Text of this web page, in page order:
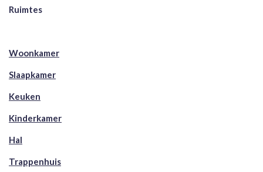
Ruimtes
Woonkamer
Slaapkamer
Keuken
Kinderkamer
Hal
Trappenhuis